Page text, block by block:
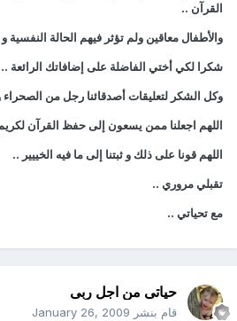
القرآن ..
والأطفال معاقين ولم تؤثر فيهم الحالة النفسية
شكرا لكي أختي الفاضلة على إضافاتك الرائعة ..
وكل الشكر لتعليقات أصدقائنا رجل من الصحراء
اللهم اجعلنا ممن يسعون إلى حفظ القرآن
اللهم قونا على ذلك و ثبتنا إلى ما فيه الخييير ..
تقبلي مروري ..
مع تحياتي ..
حياتى من اجل ربى
قام بنشر January 26, 2009